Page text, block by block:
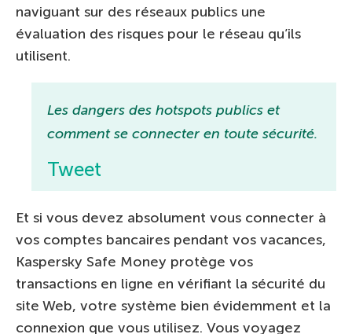
naviguant sur des réseaux publics une
évaluation des risques pour le réseau qu’ils
utilisent.
Les dangers des hotspots publics et
comment se connecter en toute sécurité.
Tweet
Et si vous devez absolument vous connecter à
vos comptes bancaires pendant vos vacances,
Kaspersky Safe Money protège vos
transactions en ligne en vérifiant la sécurité du
site Web, votre système bien évidemment et la
connexion que vous utilisez. Vous voyagez